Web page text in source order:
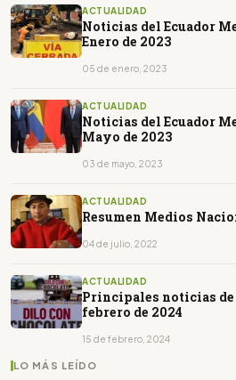
ACTUALIDAD
Noticias del Ecuador
Enero de 2023
05 de enero, 2023
ACTUALIDAD
Noticias del Ecuador
Mayo de 2023
03 de mayo, 2023
ACTUALIDAD
Resumen Medios
04 de julio, 2022
ACTUALIDAD
Principales noticias de
febrero de 2024
15 de febrero, 2024
LO MÁS LEÍDO